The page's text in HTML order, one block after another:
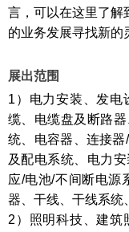
言，可以在这里了解
的业务发展寻找新的
展出范围
1 ）电力安装、发电
缆、电缆盘及断路
统、电容器、连接器/
及配电系统、电力
应/电池/不间断电源
器、干线、干线系统
2 ）照明科技、建筑